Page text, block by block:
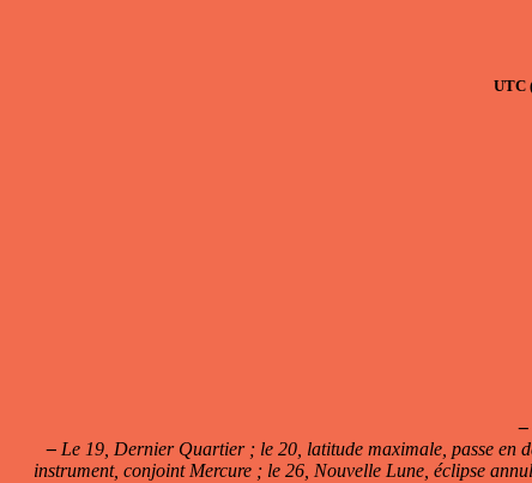
UTC
–
–Le 19, Dernier Quartier ; le 20, latitude maximale, passe en
instrument, conjoint Mercure ; le 26, Nouvelle Lune, éclipse